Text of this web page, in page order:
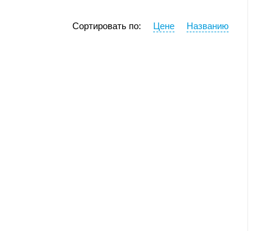
Названию
Цене
Сортировать по: